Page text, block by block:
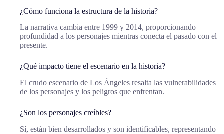
¿Cómo funciona la estructura de la historia?
La narrativa cambia entre 1999 y 2014, proporcionando
profundidad a los personajes mientras conecta el pasado con el
presente.
¿Qué impacto tiene el escenario en la historia?
El crudo escenario de Los Ángeles resalta las vulnerabilidades
de los personajes y los peligros que enfrentan.
¿Son los personajes creíbles?
Sí, están bien desarrollados y son identificables, representando